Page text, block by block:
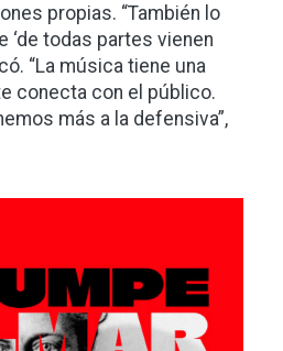
propias. “También lo
‘de todas partes vienen
“La música tiene una
conecta con el público.
más a la defensiva”,